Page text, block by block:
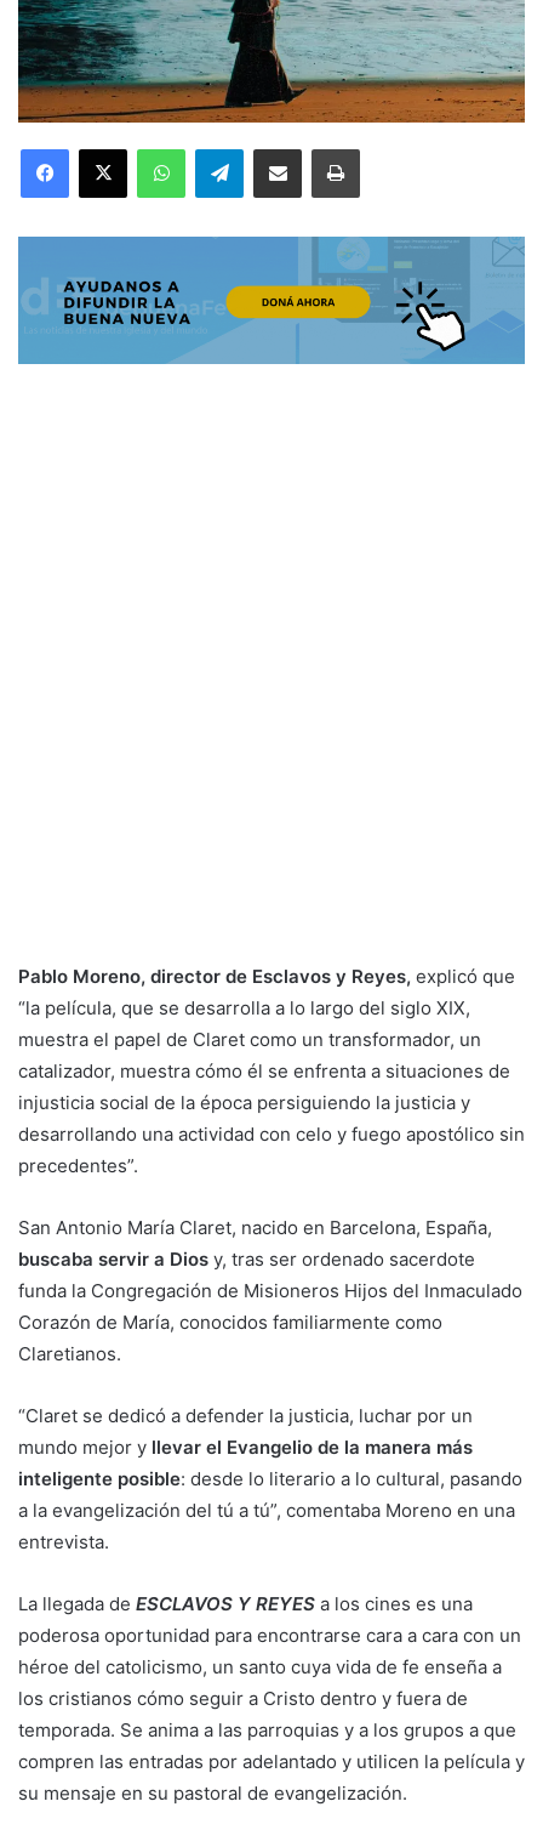
Facebook
X WhatsAppTelegramCompartir por correo electrónicoImprimir
Pablo Moreno, director de Esclavos y Reyes, explicó que
“la película, que se desarrolla a lo largo del siglo XIX,
muestra el papel de Claret como un transformador, un
catalizador, muestra cómo él se enfrenta a situaciones de
injusticia social de la época persiguiendo la justicia y
desarrollando una actividad con celo y fuego apostólico sin
precedentes”.
San Antonio María Claret, nacido en Barcelona, España,
buscaba servir a Dios y, tras ser ordenado sacerdote
funda la Congregación de Misioneros Hijos del Inmaculado
Corazón de María, conocidos familiarmente como
Claretianos.
“Claret se dedicó a defender la justicia, luchar por un
mundo mejor y llevar el Evangelio de la manera más
inteligente posible: desde lo literario a lo cultural, pasando
a la evangelización del tú a tú”, comentaba Moreno en una
entrevista.
La llegada de ESCLAVOS Y REYES a los cines es una
poderosa oportunidad para encontrarse cara a cara con un
héroe del catolicismo, un santo cuya vida de fe enseña a
los cristianos cómo seguir a Cristo dentro y fuera de
temporada. Se anima a las parroquias y a los grupos a que
compren las entradas por adelantado y utilicen la película y
su mensaje en su pastoral de evangelización.